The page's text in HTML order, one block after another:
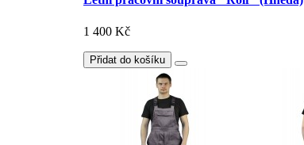
1 400 Kč
Přidat do košíku